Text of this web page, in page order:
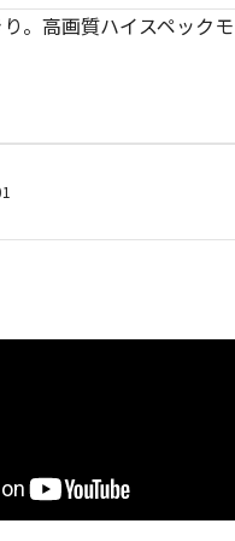
。高画質ハイスペック